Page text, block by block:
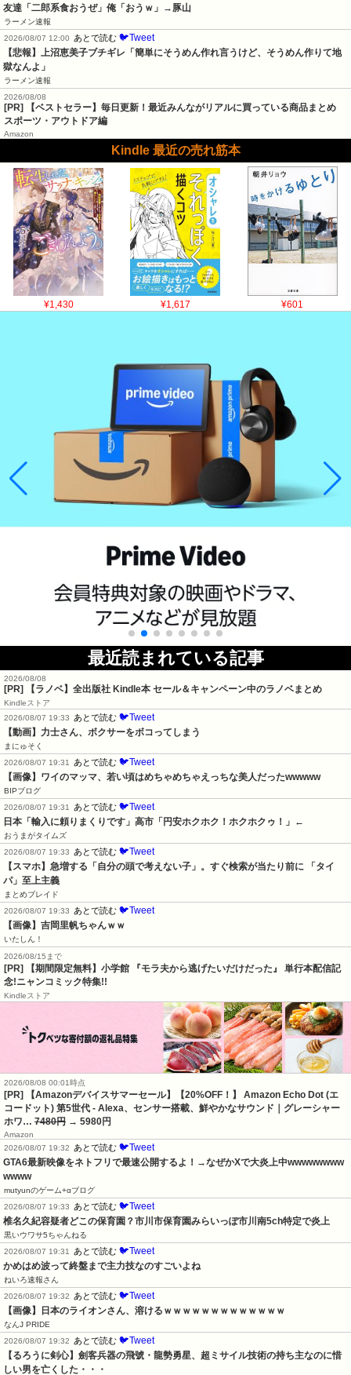
友達「二郎系食おうぜ」俺「おうｗ」→豚山
ラーメン速報
2026/08/07 12:00
あとで読む 🐦Tweet
【悲報】上沼恵美子ブチギレ「簡単にそうめん作れ言うけど、そうめん作りて地
獄なんよ」
ラーメン速報
2026/08/08
[PR] 【ベストセラー】毎日更新！最近みんながリアルに買っている商品まとめ
スポーツ・アウトドア編
Amazon
Kindle 最近の売れ筋本
¥1,430 ¥1,617 ¥601
最近読まれている記事
2026/08/08
[PR] 【ラノベ】全出版社 Kindle本 セール＆キャンペーン中のラノベまとめ
Kindleストア
2026/08/07 19:33
あとで読む 🐦Tweet
【動画】力士さん、ボクサーをボコってしまう
まにゅそく
2026/08/07 19:31
あとで読む 🐦Tweet
【画像】ワイのマッマ、若い頃はめちゃめちゃえっちな美人だったwwwww
BIPブログ
2026/08/07 19:31
あとで読む 🐦Tweet
日本「輸入に頼りまくりです」高市「円安ホクホク！ホクホクゥ！」←
おうまがタイムズ
2026/08/07 19:33
あとで読む 🐦Tweet
【スマホ】急増する「自分の頭で考えない子」。すぐ検索が当たり前に 「タイ
パ」至上主義
まとめブレイド
2026/08/07 19:33
あとで読む 🐦Tweet
【画像】吉岡里帆ちゃんｗｗ
いたしん！
2026/08/15まで
[PR] 【期間限定無料】小学館 『モラ夫から逃げたいだけだった』 単行本配信記
念!ニャンコミック特集!!
Kindleストア
2026/08/08 00:01時点
[PR] 【Amazonデバイスサマーセール】【20%OFF！】 Amazon Echo Dot (エ
コードット) 第5世代 - Alexa、センサー搭載、鮮やかなサウンド｜グレーシャー
ホワ… 7480円 → 5980円
Amazon
2026/08/07 19:32
あとで読む 🐦Tweet
GTA6最新映像をネトフリで最速公開するよ！→なぜかXで大炎上中wwwwwwww
wwww
mutyunのゲーム+αブログ
2026/08/07 19:33
あとで読む 🐦Tweet
椎名久紀容疑者どこの保育園？市川市保育園みらいっぽ市川南5ch特定で炎上
黒いウワサ5ちゃんねる
2026/08/07 19:31
あとで読む 🐦Tweet
かめはめ波って終盤まで主力技なのすごいよね
ねいろ速報さん
2026/08/07 19:32
あとで読む 🐦Tweet
【画像】日本のライオンさん、溶けるｗｗｗｗｗｗｗｗｗｗｗｗｗ
なんJ PRIDE
2026/08/07 19:32
あとで読む 🐦Tweet
【るろうに剣心】劍客兵器の飛號・龍勢勇星、超ミサイル技術の持ち主なのに惜
しい男を亡くした・・・